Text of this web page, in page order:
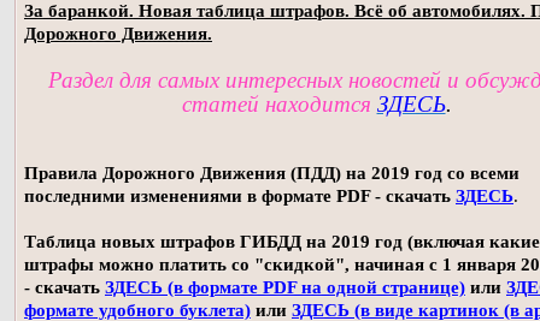
За баранкой. Новая таблица штрафов. Всё об автомобилях.
Дорожного Движения.
Раздел для самых интересных новостей и
статей находится ЗДЕСЬ.
Правила Дорожного Движения (ПДД) на 2019 год со всеми
последними изменениями в формате PDF - скачать ЗДЕСЬ.
Таблица новых штрафов ГИБДД на 2019 год (включая какие
штрафы можно платить со "скидкой", начиная с 1 января
- скачать ЗДЕСЬ (в формате PDF на одной странице) или
формате удобного буклета) или ЗДЕСЬ (в виде картинок (в